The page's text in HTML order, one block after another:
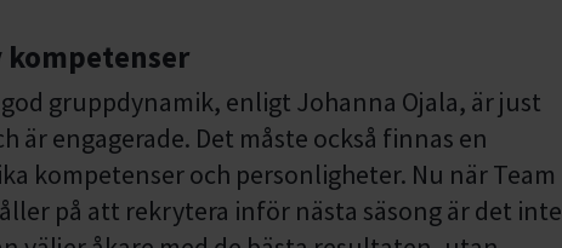
kompetenser
gruppdynamik, enligt Johanna Ojala, är just
är engagerade. Det måste också finnas en
kompetenser och personligheter. Nu när Team
på att rekrytera inför nästa säsong är det inte